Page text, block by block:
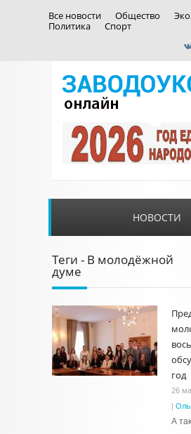
Все новости Общество
Политика
Спорт
НОВОСТИ
Теги - В молодёжной
думе
год
26
|
А